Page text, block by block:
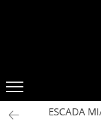
PARFUMURI
ESCADA